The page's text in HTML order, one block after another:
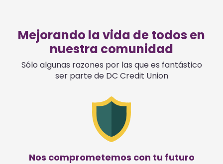
Mejorando la vida de todos en
nuestra comunidad
Sólo algunas razones por las que es fantástico
ser parte de DC Credit Union
Nos comprometemos con tu futuro